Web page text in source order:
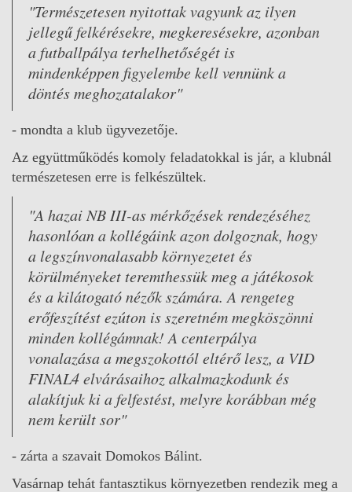
"Természetesen nyitottak vagyunk az ilyen
jellegű felkérésekre, megkeresésekre, azonban
a futballpálya terhelhetőségét is
mindenképpen figyelembe kell vennünk a
döntés meghozatalakor"
- mondta a klub ügyvezetője.
Az együttműködés komoly feladatokkal is jár, a klubnál
természetesen erre is felkészültek.
"A hazai NB III-as mérkőzések rendezéséhez
hasonlóan a kollégáink azon dolgoznak, hogy
a legszínvonalasabb környezetet és
körülményeket teremthessük meg a játékosok
és a kilátogató nézők számára. A rengeteg
erőfeszítést ezúton is szeretném megköszönni
minden kollégámnak! A centerpálya
vonalazása a megszokottól eltérő lesz, a VID
FINAL4 elvárásaihoz alkalmazkodunk és
alakítjuk ki a felfestést, melyre korábban még
nem került sor"
- zárta a szavait Domokos Bálint.
Vasárnap tehát fantasztikus környezetben rendezik meg a